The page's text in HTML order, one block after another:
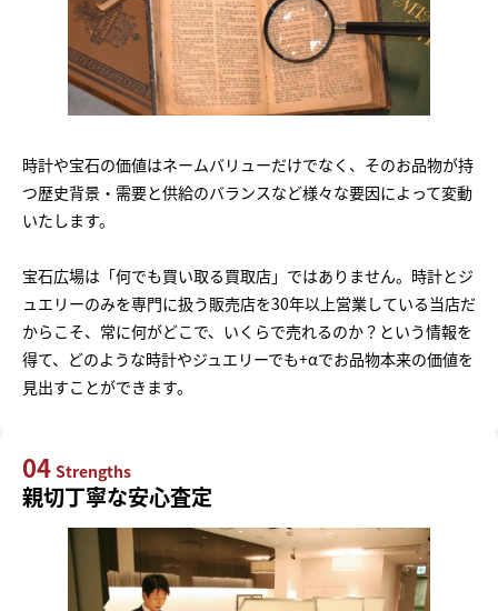
時計や宝石の価値はネームバリューだけでなく、そのお品物が持
つ歴史背景・需要と供給のバランスなど様々な要因によって変動
いたします。
宝石広場は「何でも買い取る買取店」ではありません。時計とジ
ュエリーのみを専門に扱う販売店を30年以上営業している当店だ
からこそ、常に何がどこで、いくらで売れるのか？という情報を
得て、どのような時計やジュエリーでも+αでお品物本来の価値を
見出すことができます。
04 Strengths
親切丁寧な安心査定